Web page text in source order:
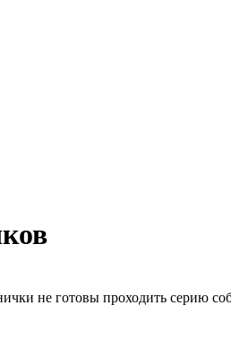
не готовы проходить серию